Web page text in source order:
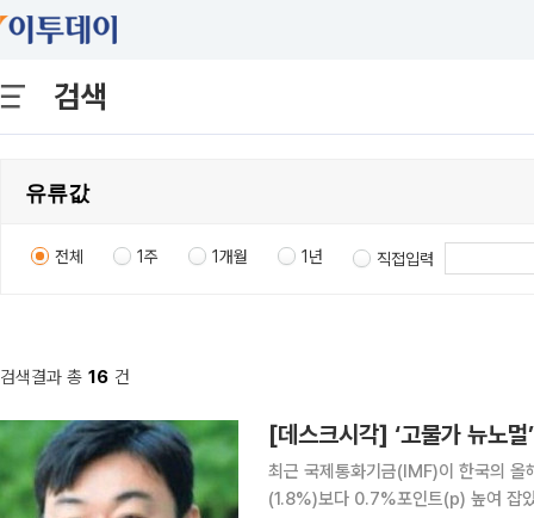
검색
전체 1주 1개월 1년 직접입력
검색결과 총 16 건
[데스크시각] ‘고물가 뉴노멀
최근 국제통화기금(IMF)이 한국의
(1.8%)보다 0.7%포인트(p) 높여 잡